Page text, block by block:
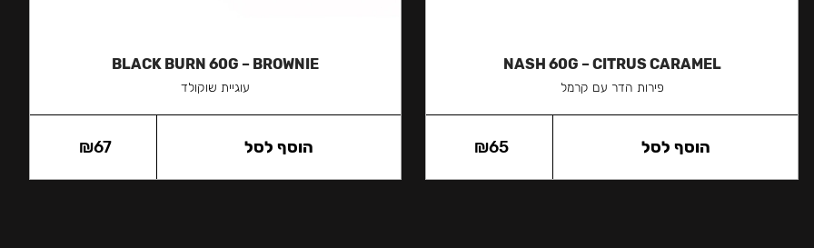
NASH 60G – CITRUS CARAMEL
פירות הדר עם קרמל
₪65 הוסף לסל
BLACK BURN 60G – BROWNIE
עוגיית שוקולד
₪67 הוסף לסל